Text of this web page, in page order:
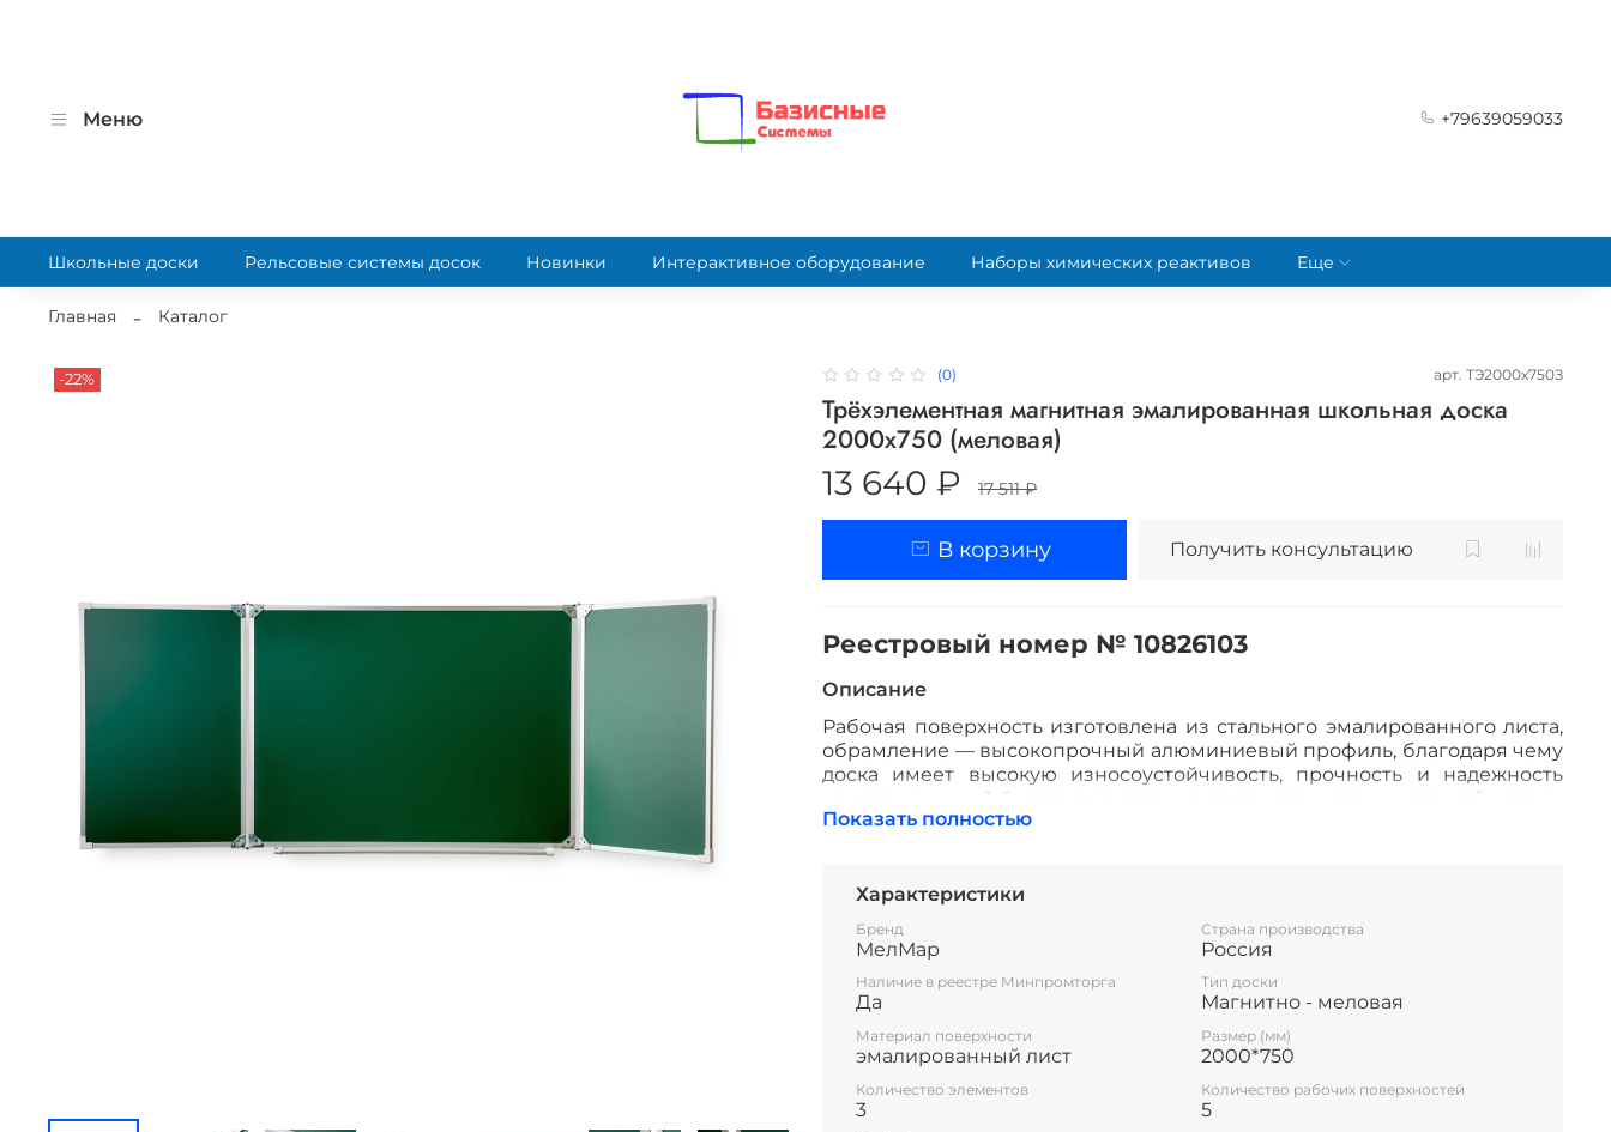
Меню +79639059033
Школьные доски Рельсовые системы досок Новинки Интерактивное оборудование Наборы химических реактивов Еще
Главная Каталог
-22% (0) арт. ТЭ2000х750З
Трёхэлементная магнитная эмалированная школьная доска
2000х750 (меловая)
13 640 ₽ 17 511 ₽
В корзину Получить консультацию
Реестровый номер № 10826103
Описание
Рабочая поверхность изготовлена из стального эмалированного листа,
обрамление — высокопрочный алюминиевый профиль, благодаря чему
доска имеет высокую износоустойчивость, прочность и надежность
конструкции. 1-й элемент это центральная часть школьной доски,
которая крепится к стене, а створки (2-й и 3-й элементы), могут
нагрузку свыше 100 кг. Имеется лоток для мела/маркера и
Все школьные доски соответствуют ГОСТ 20064-86 ДОСКИ КЛАССНЫЕ
Показать полностью
Характеристики
Бренд
МелМар
Страна производства
Россия
Наличие в реестре Минпромторга
Да
Тип доски
Магнитно - меловая
Материал поверхности
эмалированный лист
Размер (мм)
2000*750
Количество элементов
3
Количество рабочих поверхностей
5